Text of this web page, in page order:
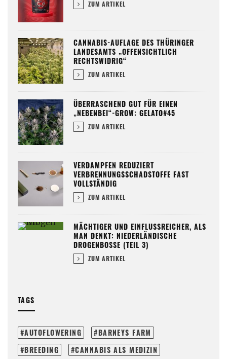
ZUM ARTIKEL
CANNABIS-AUFLAGE DES THÜRINGER
LANDESAMTS „OFFENSICHTLICH
RECHTSWIDRIG“
ZUM ARTIKEL
ÜBERRASCHEND GUT FÜR EINEN
„NEBENBEI“-GROW: GELATO#45
ZUM ARTIKEL
VERDAMPFEN REDUZIERT
VERBRENNUNGSSCHADSTOFFE FAST
VOLLSTÄNDIG
ZUM ARTIKEL
MÄCHTIGER UND EINFLUSSREICHER, ALS
MAN DENKT: NIEDERLÄNDISCHE
DROGENBOSSE (TEIL 3)
ZUM ARTIKEL
TAGS
AUTOFLOWERING
BARNEYS FARM
BREEDING
CANNABIS ALS MEDIZIN